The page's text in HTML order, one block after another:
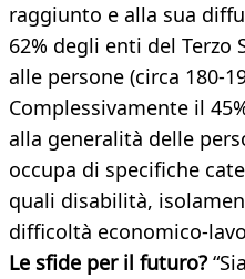
raggiunto e alla sua
62% degli enti del Terzo
alle persone (circa 180-
Complessivamente il
alla generalità delle
occupa di specifiche
quali disabilità,
difficoltà economico-
Le sfide per il futuro?